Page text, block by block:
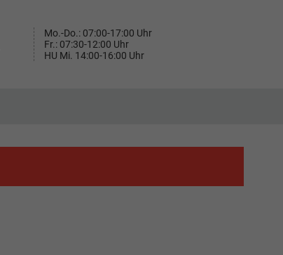
Mo.-Do.: 07:00-17:00 Uhr
Fr.: 07:30-12:00 Uhr
HU Mi. 14:00-16:00 Uhr